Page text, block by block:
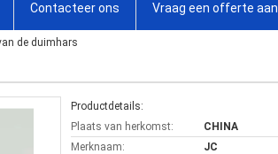
Contacteer ons Vraag een offerte aan
de duimhars
Productdetails:
Plaats van herkomst:
CHINA
Merknaam:
JC